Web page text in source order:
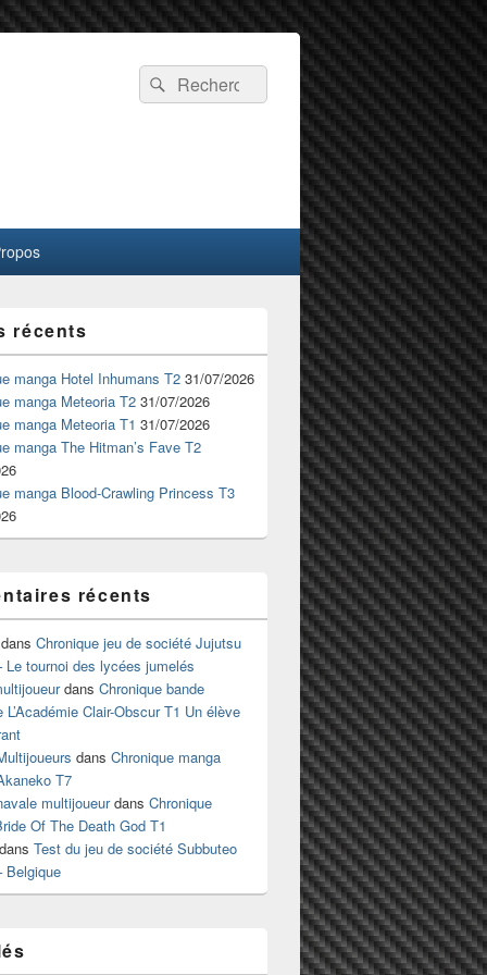
Recherche :
Rechercher
récents
manga Hotel Inhumans T2 31/07/2026
manga Meteoria T2 31/07/2026
manga Meteoria T1 31/07/2026
manga The Hitman’s Fave T2
manga Blood-Crawling Princess T3
récents
dans Chronique jeu de société Jujutsu
Le tournoi des lycées jumelés
dans Chronique bande
L’Académie Clair-Obscur T1 Un élève
dans Chronique manga
T7
multijoueurdans Chronique
Of The Death God T1
dans Test du jeu de société Subbuteo
Belgique